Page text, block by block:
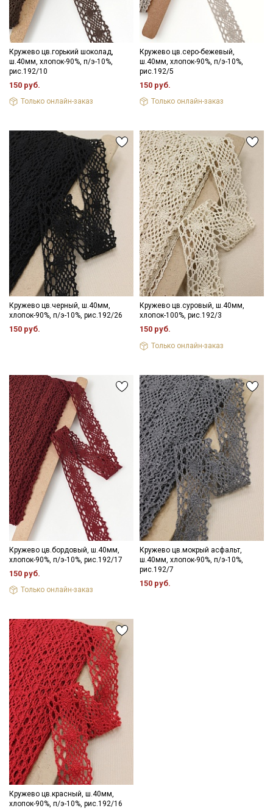
Кружево цв.горький шоколад,
ш.40мм, хлопок-90%, п/э-10%,
рис.192/10
150 руб.
Только онлайн-заказ
Кружево цв.серо-бежевый,
ш.40мм, хлопок-90%, п/э-10%,
рис.192/5
150 руб.
Только онлайн-заказ
Кружево цв.черный, ш.40мм,
хлопок-90%, п/э-10%, рис.192/26
150 руб.
Кружево цв.суровый, ш.40мм,
хлопок-100%, рис.192/3
150 руб.
Только онлайн-заказ
Кружево цв.бордовый, ш.40мм,
хлопок-90%, п/э-10%, рис.192/17
150 руб.
Только онлайн-заказ
Кружево цв.мокрый асфальт,
ш.40мм, хлопок-90%, п/э-10%,
рис.192/7
150 руб.
Кружево цв.красный, ш.40мм,
хлопок-90%, п/э-10%, рис.192/16
Мы публикуем здесь дополнительные
промокоды и скидки до 30% на узкие
категории тканей
Электронная почта
Подписаться
Ознакомлен(а) сПолитикой обработки персональных
данных
и даюСогласие на обработку персональных
данных
Даю Согласие на получение рекламных и
информационных рассылок